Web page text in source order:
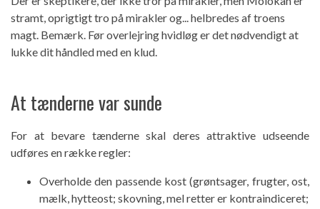
stramt, oprigtigt tro på mirakler og... helbredes af troens
magt. Bemærk. Før overlejring hvidløg er det nødvendigt at
lukke dit håndled med en klud.
At tænderne var sunde
For at bevare tænderne skal deres attraktive udseende
udføres en række regler:
Overholde den passende kost (grøntsager, frugter, ost,
mælk, hytteost; skovning, mel retter er kontraindiceret;